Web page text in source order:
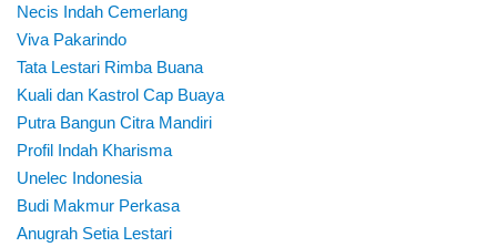
Necis Indah Cemerlang
Viva Pakarindo
Tata Lestari Rimba Buana
Kuali dan Kastrol Cap Buaya
Putra Bangun Citra Mandiri
Profil Indah Kharisma
Unelec Indonesia
Budi Makmur Perkasa
Anugrah Setia Lestari